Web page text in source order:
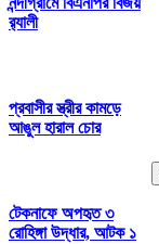
র‌্যালী
প্রবাসীর স্ত্রীর কামড়ে
আঙুল হারাল চোর
টেকনাফে অপহৃত ৩
রোহিঙ্গা উদ্ধার, আটক ১